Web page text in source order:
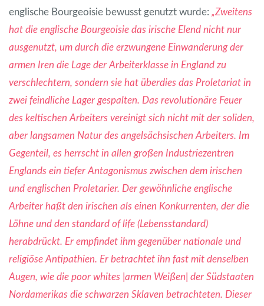
englische Bourgeoisie bewusst genutzt wurde: „Zweitens
hat die englische Bourgeoisie das irische Elend nicht nur
ausgenutzt, um durch die erzwungene Einwanderung der
armen Iren die Lage der Arbeiterklasse in England zu
verschlechtern, sondern sie hat überdies das Proletariat in
zwei feindliche Lager gespalten. Das revolutionäre Feuer
des keltischen Arbeiters vereinigt sich nicht mit der soliden,
aber langsamen Natur des angelsächsischen Arbeiters. Im
Gegenteil, es herrscht in allen großen Industriezentren
Englands ein tiefer Antagonismus zwischen dem irischen
und englischen Proletarier. Der gewöhnliche englische
Arbeiter haßt den irischen als einen Konkurrenten, der die
Löhne und den standard of life (Lebensstandard)
herabdrückt. Er empfindet ihm gegenüber nationale und
religiöse Antipathien. Er betrachtet ihn fast mit denselben
Augen, wie die poor whites |armen Weißen| der Südstaaten
Nordamerikas die schwarzen Sklaven betrachteten. Dieser